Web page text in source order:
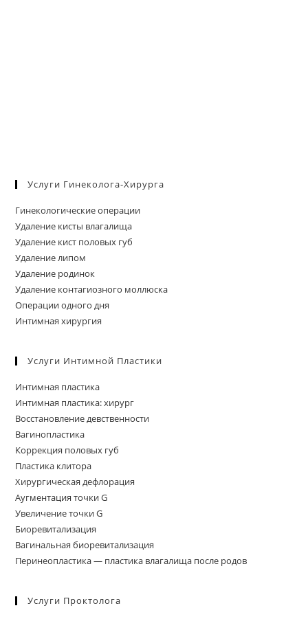
Услуги Гинеколога-Хирурга
Гинекологические операции
Удаление кисты влагалища
Удаление кист половых губ
Удаление липом
Удаление родинок
Удаление контагиозного моллюска
Операции одного дня
Интимная хирургия
Услуги Интимной Пластики
Интимная пластика
Интимная пластика: хирург
Восстановление девственности
Вагинопластика
Коррекция половых губ
Пластика клитора
Хирургическая дефлорация
Аугментация точки G
Увеличение точки G
Биоревитализация
Вагинальная биоревитализация
Перинеопластика — пластика влагалища после родов
Услуги Проктолога